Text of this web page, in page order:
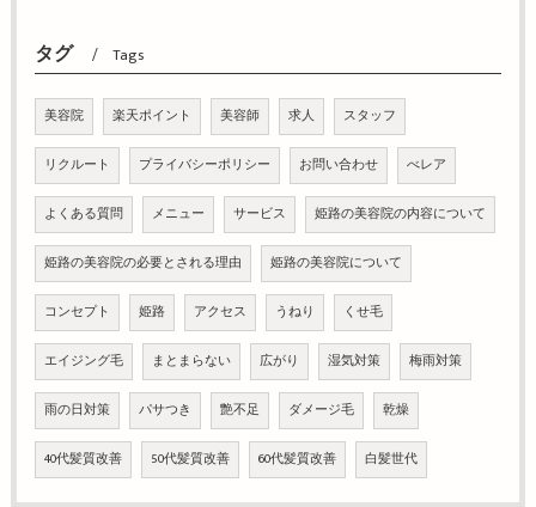
タグ Tags
美容院 楽天ポイント 美容師 求人 スタッフ
リクルート プライバシーポリシー お問い合わせ べレア
よくある質問 メニュー サービス 姫路の美容院の内容について
姫路の美容院の必要とされる理由 姫路の美容院について
コンセプト 姫路 アクセス うねり くせ毛
エイジング毛 まとまらない 広がり 湿気対策 梅雨対策
雨の日対策 パサつき 艶不足 ダメージ毛 乾燥
40代髪質改善 50代髪質改善 60代髪質改善 白髪世代